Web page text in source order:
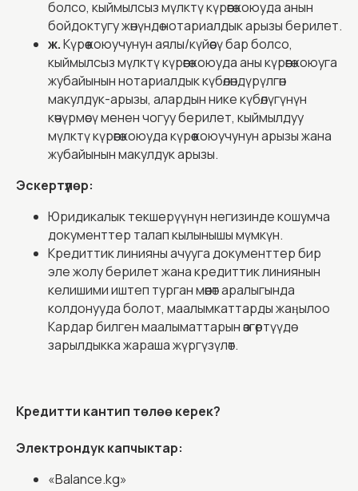
болсо, кыймылсыз мүлктү күрөөгө коюуда анын
бойдоктугу жөнүндө нотариалдык арызы берилет.
ж.Күрөө коюучунун аялы/күйөөсү бар болсо,
кыймылсыз мүлктү күрөөгө коюуда аны күрөөгө коюуга
жубайынын нотариалдык күбөлөндүрүлгөн
макулдук-арызы, алардын нике күбөлүгүнүн
көчүрмөсү менен чогуу берилет, кыймылдуу
мүлктү күрөөгө коюуда күрөө коюучунун арызы жана
жубайынын макулдук арызы.
Эскертүүлөр:
Юридикалык текшерүүнүн негизинде кошумча
документтер талап кылынышы мүмкүн.
Кредиттик линияны ачууга документтер бир
эле жолу берилет жана кредиттик линиянын
келишими иштеп турган мөөнөт аралыгында
колдонууда болот, маалымкаттарды жаӊылоо
Кардар билген маалыматтарын өзгөртүүдө
зарылдыкка жараша жүргүзүлөт.
Кредитти кантип төлөө керек?
Электрондук капчыктар:
«Balance.kg»
Филиал
даректери